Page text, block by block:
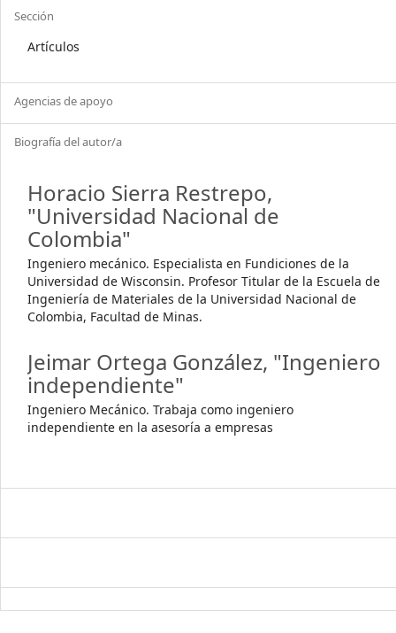
Sección
Artículos
Agencias de apoyo
Biografía del autor/a
Horacio Sierra Restrepo,
"Universidad Nacional de
Colombia"
Ingeniero mecánico. Especialista en Fundiciones de la
Universidad de Wisconsin. Profesor Titular de la Escuela de
Ingeniería de Materiales de la Universidad Nacional de
Colombia, Facultad de Minas.
Jeimar Ortega González, "Ingeniero
independiente"
Ingeniero Mecánico. Trabaja como ingeniero
independiente en la asesoría a empresas